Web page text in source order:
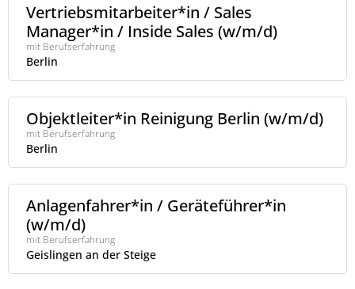
Vertriebsmitarbeiter*in / Sales
Manager*in / Inside Sales (w/m/d)
mit Berufserfahrung
Berlin
Objektleiter*in Reinigung Berlin (w/m/d)
mit Berufserfahrung
Berlin
Anlagenfahrer*in / Geräteführer*in
(w/m/d)
mit Berufserfahrung
Geislingen an der Steige